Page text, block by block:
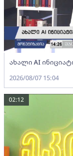
ახალი AI
2026/08/07 15:04
02:12